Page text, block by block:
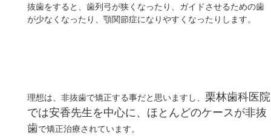
抜歯をすると、歯列弓が狭くなったり、ガイドさせるための歯
が少なくなったり、顎関節症になりやすくなったりします。
理想は、非抜歯で矯正する事だと思いますし、 栗林歯科医院
では安香先生を中心に、ほとんどのケースが非抜
歯で矯正治療されています。